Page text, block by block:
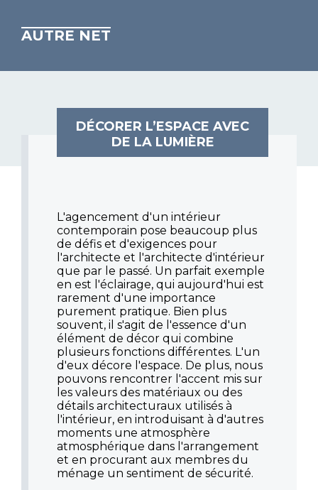
AUTRE NET
DÉCORER L’ESPACE AVEC
DE LA LUMIÈRE
L'agencement d'un intérieur
contemporain pose beaucoup plus
de défis et d'exigences pour
l'architecte et l'architecte d'intérieur
que par le passé. Un parfait exemple
en est l'éclairage, qui aujourd'hui est
rarement d'une importance
purement pratique. Bien plus
souvent, il s'agit de l'essence d'un
élément de décor qui combine
plusieurs fonctions différentes. L'un
d'eux décore l'espace. De plus, nous
pouvons rencontrer l'accent mis sur
les valeurs des matériaux ou des
détails architecturaux utilisés à
l'intérieur, en introduisant à d'autres
moments une atmosphère
atmosphérique dans l'arrangement
et en procurant aux membres du
ménage un sentiment de sécurité.